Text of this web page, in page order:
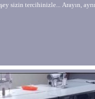
sizin tercihinizle... Arayın,